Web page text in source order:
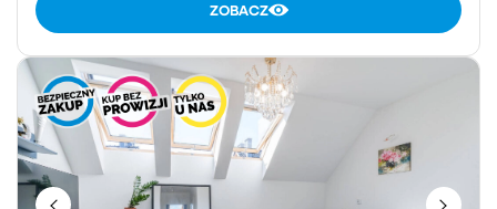
ZOBACZ